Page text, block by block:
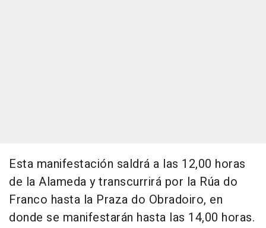
Esta manifestación saldrá a las 12,00 horas
de la Alameda y transcurrirá por la Rúa do
Franco hasta la Praza do Obradoiro, en
donde se manifestarán hasta las 14,00 horas.